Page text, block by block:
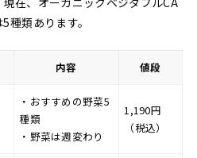
種類あります。
内容 値段
・おすすめの野菜5
種類
・野菜は週変わり
1,190円
（税込）